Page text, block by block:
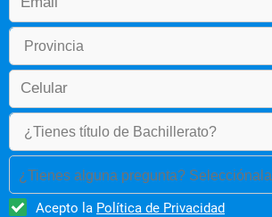
• Bioestadística
QUINTO PERÍODO ACADÉMICO
• Embarazo y parto / Desarrollo y
crecimiento / Fisiopatología ruptura
• Inmunología
• Farmacología general
• Habilidades y destrezas IV
• Epidemiología I
¿Tienes alguna pregunta? Selecciónala
Acepto la Política de Privacidad